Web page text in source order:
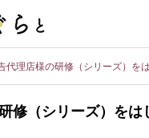
代理店様の研修（シリーズ）を
修（シリーズ）をは